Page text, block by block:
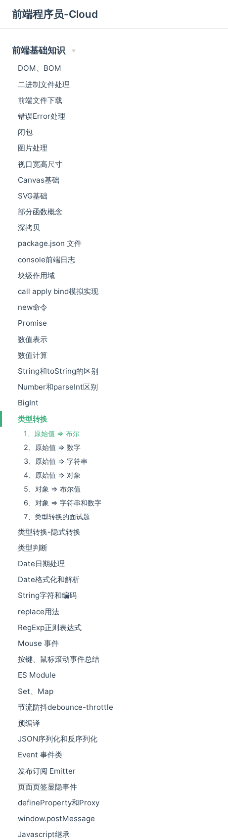
前端程序员-Cloud
前端基础知识
DOM、BOM
二进制文件处理
前端文件下载
错误Error处理
闭包
图片处理
视口宽高尺寸
Canvas基础
SVG基础
部分函数概念
深拷贝
package.json 文件
console前端日志
块级作用域
call apply bind模拟实现
new命令
Promise
数值表示
数值计算
String和toString的区别
Number和parseInt区别
BigInt
类型转换
1、原始值 => 布尔
2、原始值 => 数字
3、原始值 => 字符串
4、原始值 => 对象
5、对象 => 布尔值
6、对象 => 字符串和数字
7、类型转换的面试题
类型转换-隐式转换
类型判断
Date日期处理
Date格式化和解析
String字符和编码
replace用法
RegExp正则表达式
Mouse 事件
按键、鼠标滚动事件总结
ES Module
Set、Map
节流防抖debounce-throttle
预编译
JSON序列化和反序列化
Event 事件类
发布订阅 Emitter
页面页签显隐事件
defineProperty和Proxy
window.postMessage
Javascript继承